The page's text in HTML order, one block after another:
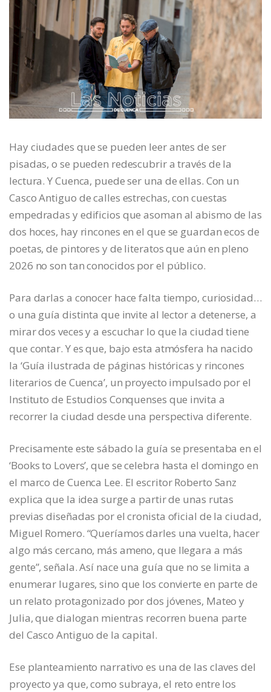
Hay ciudades que se pueden leer antes de ser
pisadas, o se pueden redescubrir a través de la
lectura. Y Cuenca, puede ser una de ellas. Con un
Casco Antiguo de calles estrechas, con cuestas
empedradas y edificios que asoman al abismo de las
dos hoces, hay rincones en el que se guardan ecos de
poetas, de pintores y de literatos que aún en pleno
2026 no son tan conocidos por el público.
Para darlas a conocer hace falta tiempo, curiosidad…
o una guía distinta que invite al lector a detenerse, a
mirar dos veces y a escuchar lo que la ciudad tiene
que contar. Y es que, bajo esta atmósfera ha nacido
la ‘Guía ilustrada de páginas históricas y rincones
literarios de Cuenca’, un proyecto impulsado por el
Instituto de Estudios Conquenses que invita a
recorrer la ciudad desde una perspectiva diferente.
Precisamente este sábado la guía se presentaba en el
‘Books to Lovers’, que se celebra hasta el domingo en
el marco de Cuenca Lee. El escritor Roberto Sanz
explica que la idea surge a partir de unas rutas
previas diseñadas por el cronista oficial de la ciudad,
Miguel Romero. “Queríamos darles una vuelta, hacer
algo más cercano, más ameno, que llegara a más
gente”, señala. Así nace una guía que no se limita a
enumerar lugares, sino que los convierte en parte de
un relato protagonizado por dos jóvenes, Mateo y
Julia, que dialogan mientras recorren buena parte
del Casco Antiguo de la capital.
Ese planteamiento narrativo es una de las claves del
proyecto ya que, como subraya, el reto entre los